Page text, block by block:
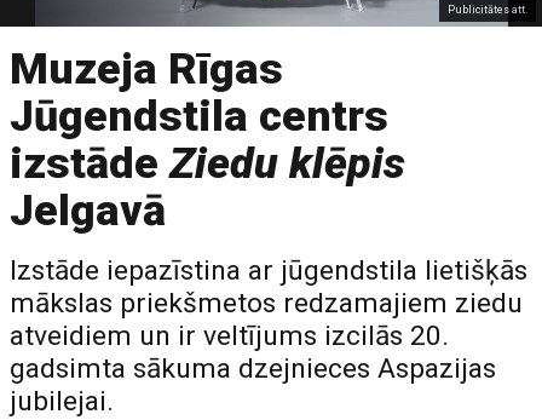
Publicitātes att.
Muzeja Rīgas
Jūgendstila centrs
izstādeZiedu klēpis
Jelgavā
Izstāde iepazīstina ar jūgendstila lietišķās
mākslas priekšmetos redzamajiem ziedu
atveidiem un ir veltījums izcilās 20.
gadsimta sākuma dzejnieces Aspazijas
jubilejai.